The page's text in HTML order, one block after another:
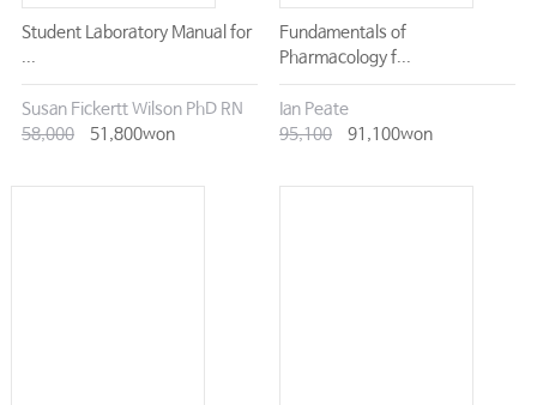
Student Laboratory Manual for
...
Susan Fickertt Wilson PhD RN
58,000
51,800won
Fundamentals of
Pharmacology f...
Ian Peate
95,100
91,100won